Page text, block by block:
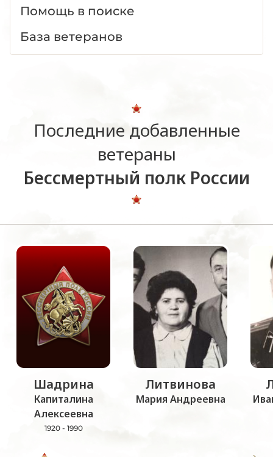
Помощь в поиске
База ветеранов
Последние добавленные
ветераны
Бессмертный полк России
Шадрина
Капиталина
Алексеевна
1920 - 1990
Литвинова
Мария Андреевна